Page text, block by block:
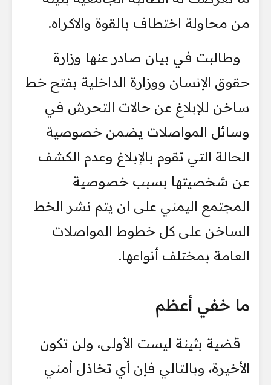
من محاولة اختطاف بالقوة والاكراه.
وطالبت في بيان صادر عنها وزارة
حقوق الإنسان ووزارة الداخلية بفتح خط
ساخن للإبلاغ عن حالات التحرش في
وسائل المواصلات يضمن خصوصية
الحالة التي تقوم بالإبلاغ وعدم الكشف
عن شخصيتها بسبب خصوصية
المجتمع اليمني على ان يتم نشر الخط
الساخن على كل خطوط المواصلات
العامة بمختلف أنواعها.
ما خفي أعظم
قضية بثينة ليست الأولى، ولن تكون
الأخيرة، وبالتالي فإن أي تخاذل أمني